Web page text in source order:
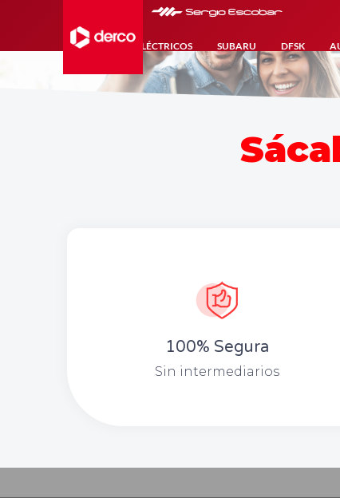
HÍBRIDOS-ELÉCTRICOS SUBARU DFSK
100% Segura
Sin intermediarios